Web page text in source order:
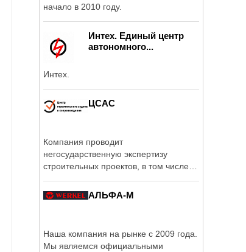
начало в 2010 году.
Интех. Единый центр
автономного...
Интех.
ЦСАС
Компания проводит
негосударственную экспертизу
строительных проектов, в том числе
АЛЬФА-М
Наша компания на рынке с 2009 года.
Мы являемся официальными